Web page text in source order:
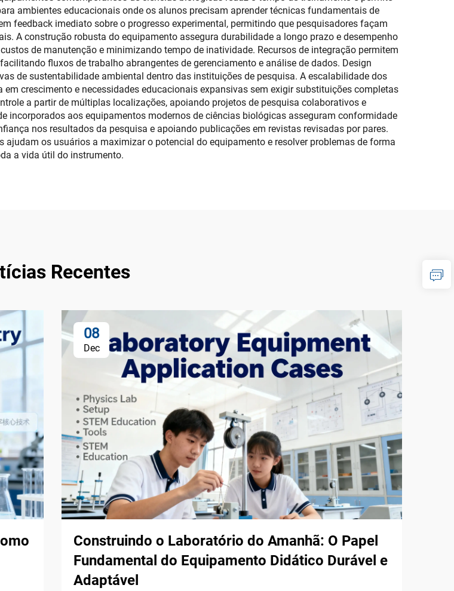
ambientes educacionais onde os alunos precisam aprender técnicas fundamentais de
feedback imediato sobre o progresso experimental, permitindo que pesquisadores façam
A construção robusta do equipamento assegura durabilidade a longo prazo e desempenho
de manutenção e minimizando tempo de inatividade. Recursos de integração permitem
fluxos de trabalho abrangentes de gerenciamento e análise de dados. Design
de sustentabilidade ambiental dentro das instituições de pesquisa. A escalabilidade dos
crescimento e necessidades educacionais expansivas sem exigir substituições completas
a partir de múltiplas localizações, apoiando projetos de pesquisa colaborativos e
incorporados aos equipamentos modernos de ciências biológicas asseguram conformidade
nos resultados da pesquisa e apoiando publicações em revistas revisadas por pares.
os usuários a maximizar o potencial do equipamento e resolver problemas de forma
a vida útil do instrumento.
Recentes
08
Dec
Construindo o Laboratório do Amanhã: O Papel
Fundamental do Equipamento Didático Durável e
Adaptável